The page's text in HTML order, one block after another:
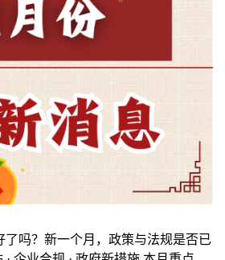
了吗？新一个月，政策与法规是否已